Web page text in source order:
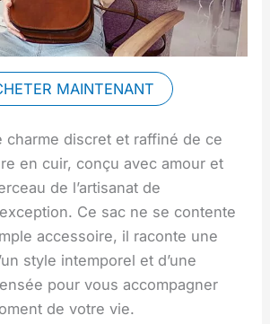
MAINTENANT
charme discret et raffiné de ce
en cuir, conçu avec amour et
de l’artisanat de
Ce sac ne se contente
accessoire, il raconte une
style intemporel et d’une
pour vous accompagner
de votre vie.